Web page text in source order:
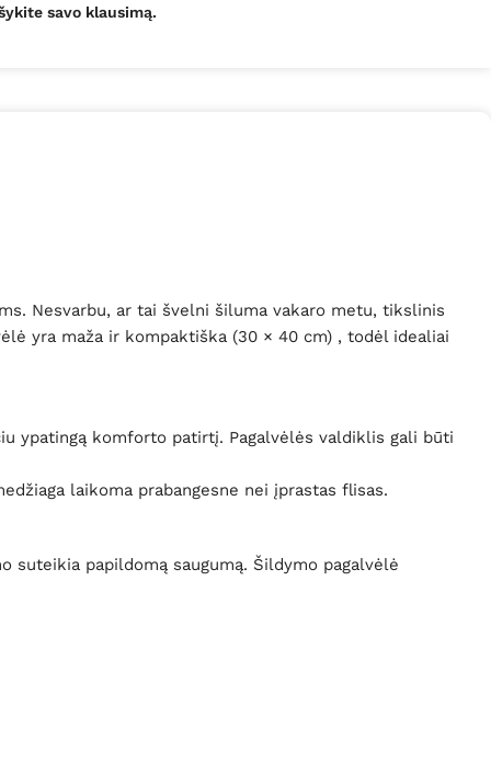
savo klausimą.
Nesvarbu, ar tai švelni šiluma vakaro metu, tikslinis
yra maža ir kompaktiška (30 × 40 cm) , todėl idealiai
ypatingą komforto patirtį. Pagalvėlės valdiklis gali būti
laikoma prabangesne nei įprastas flisas.
suteikia papildomą saugumą. Šildymo pagalvėlė